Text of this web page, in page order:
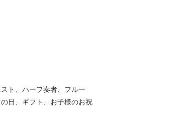
ト、ハープ奏者、フルー
日、ギフト、お子様のお祝